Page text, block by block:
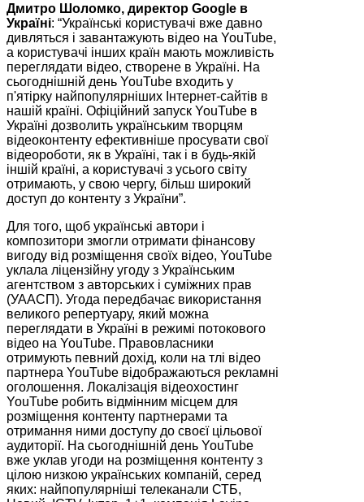
Дмитро Шоломко, директор Google в
Україні: “Українські користувачі вже давно
дивляться і завантажують відео на YouTube,
а користувачі інших країн мають можливість
переглядати відео, створене в Україні. На
сьогоднішній день YouTube входить у
п'ятірку найпопулярніших Інтернет-сайтів в
нашій країні. Офіційний запуск YouTube в
Україні дозволить українським творцям
відеоконтенту ефективніше просувати свої
відеороботи, як в Україні, так і в будь-якій
іншій країні, а користувачі з усього світу
отримають, у свою чергу, більш широкий
доступ до контенту з України”.
Для того, щоб українські автори і
композитори змогли отримати фінансову
вигоду від розміщення своїх відео, YouTube
уклала ліцензійну угоду з Українським
агентством з авторських і суміжних прав
(УААСП). Угода передбачає використання
великого репертуару, який можна
переглядати в Україні в режимі потокового
відео на YouTube. Правовласники
отримують певний дохід, коли на тлі відео
партнера YouTube відображаються рекламні
оголошення. Локалізація відеохостинг
YouTube робить відмінним місцем для
розміщення контенту партнерами та
отримання ними доступу до своєї цільової
аудиторії. На сьогоднішній день YouTube
вже уклав угоди на розміщення контенту з
цілою низкою українських компаній, серед
яких: найпопулярніші телеканали СТБ,